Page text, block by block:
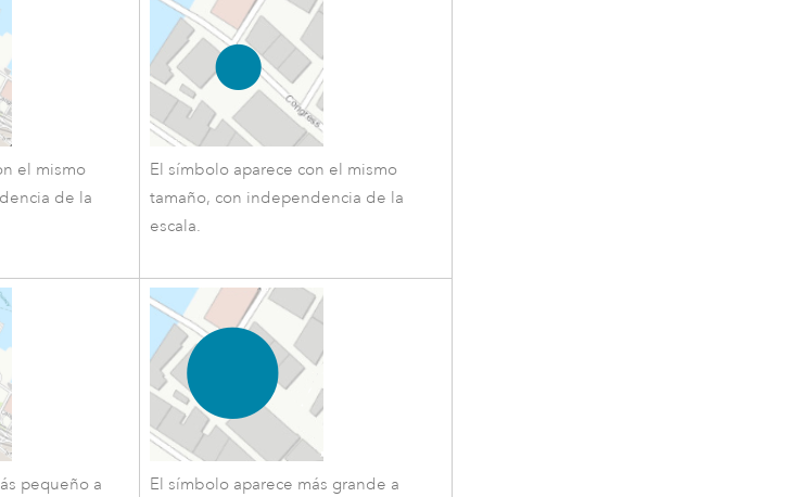
el mismo
de la
El símbolo aparece con el mismo
tamaño, con independencia de la
escala.
pequeño a
El símbolo aparece más grande a